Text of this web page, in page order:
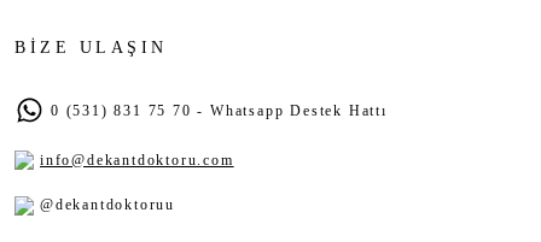
BİZE ULAŞIN
0 (531) 831 75 70 - Whatsapp Destek Hattı
info@dekantdoktoru.com
@dekantdoktoruu